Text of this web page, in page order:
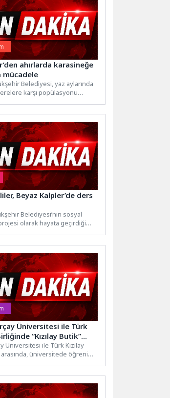
ahırlarda karasineğe
mücadele
Belediyesi, yaz aylarında
karşı popülasyonu
Beyaz Kalpler’de ders
Belediyesi’nin sosyal
olarak hayata geçirdiği
Üniversitesi ile Türk
“Kızılay Butik”
Üniversitesi ile Türk Kızılay
üniversitede öğrenim